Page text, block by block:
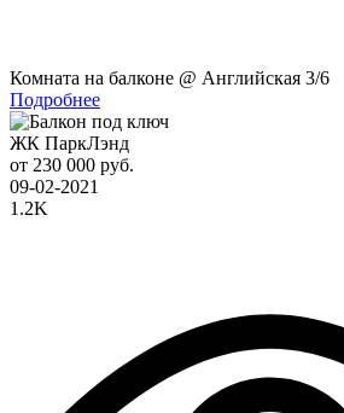
Комната на балконе @ Английская 3/6
Подробнее
ЖК ПаркЛэнд
от 230 000 руб.
09-02-2021
1.2K